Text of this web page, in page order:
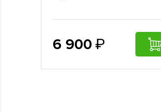
6 900